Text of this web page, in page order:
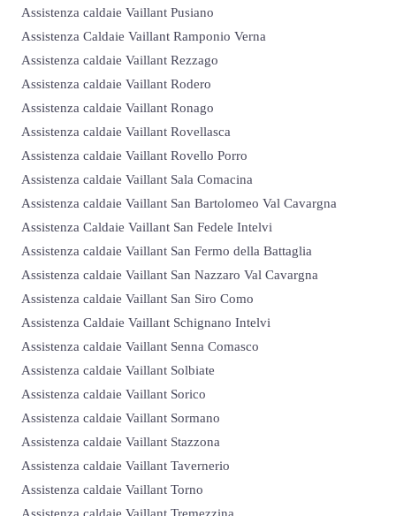
Assistenza caldaie Vaillant Pusiano
Assistenza Caldaie Vaillant Ramponio Verna
Assistenza caldaie Vaillant Rezzago
Assistenza caldaie Vaillant Rodero
Assistenza caldaie Vaillant Ronago
Assistenza caldaie Vaillant Rovellasca
Assistenza caldaie Vaillant Rovello Porro
Assistenza caldaie Vaillant Sala Comacina
Assistenza caldaie Vaillant San Bartolomeo Val Cavargna
Assistenza Caldaie Vaillant San Fedele Intelvi
Assistenza caldaie Vaillant San Fermo della Battaglia
Assistenza caldaie Vaillant San Nazzaro Val Cavargna
Assistenza caldaie Vaillant San Siro Como
Assistenza Caldaie Vaillant Schignano Intelvi
Assistenza caldaie Vaillant Senna Comasco
Assistenza caldaie Vaillant Solbiate
Assistenza caldaie Vaillant Sorico
Assistenza caldaie Vaillant Sormano
Assistenza caldaie Vaillant Stazzona
Assistenza caldaie Vaillant Tavernerio
Assistenza caldaie Vaillant Torno
Assistenza caldaie Vaillant Tremezzina